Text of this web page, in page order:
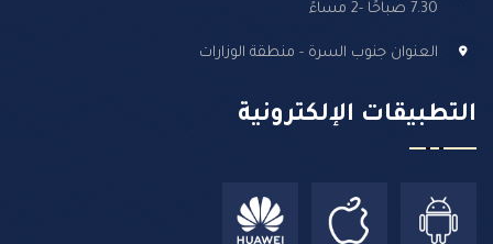
7.30 صباحًا -2 مساءً
العنوان جنوب السرة - منطقة الوزارات
التطبيقات الإلكترونية